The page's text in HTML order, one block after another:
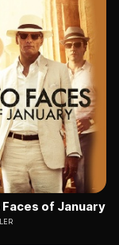
Faces of January